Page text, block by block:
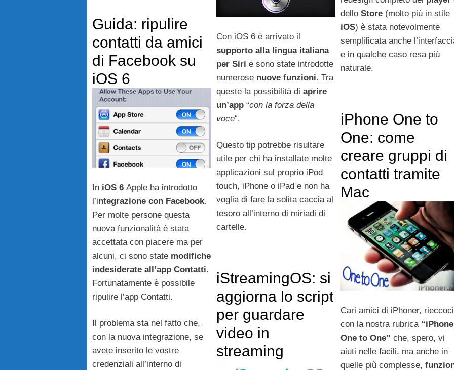
dello Store(molto più in stile
iOS) è stata notevolmente
semplificata anche
e in qualche caso resa più
naturale.
Con iOS 6 è arrivato il
supporto alla lingua italiana
per Siri e sono state introdotte
numerose nuove funzioni. Tra
queste la possibilità di aprire
un’app“con la forza della
voce“.
Questo tip potrebbe risultare
utile per chi ha installate molte
applicazioni sul proprio iPod
touch, iPhone o iPad e non ha
voglia di fare la solita caccia al
tesoro all’interno di miriadi di
cartelle.
Guida: ripulire
contatti da amici
di Facebook su
iOS 6
In iOS 6 Apple ha introdotto
l’integrazione con Facebook.
Per molte persone questa
nuova funzionalità è stata
accettata con piacere ma per
alcuni, ci sono state modifiche
indesiderate all’app Contatti.
Fortunatamente è possibile
ripulire l’app Contatti.
Il problema sta nel fatto che,
con la nuova integrazione, se
avete inserito le vostre
credenziali all’interno di
iPhone One to
One: come
creare gruppi di
contatti tramite
Mac
Cari amici di iPhoner, rieccoci
con la nostra rubrica “iPhone
One to One” che, spero, vi
aiuti nelle facili, ma anche in
quelle più complesse,
iStreamingOS: si
aggiorna lo script
per guardare
video in
streaming